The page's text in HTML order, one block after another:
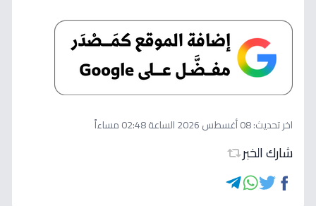
اخر تحديث:08 أغسطس 2026 الساعة 02:48 مساءاً
شارك الخبر